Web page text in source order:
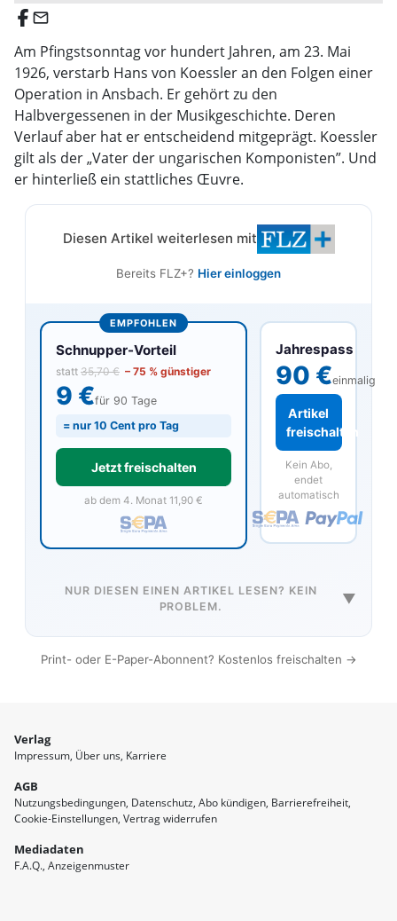
email
Am Pfingstsonntag vor hundert Jahren, am 23. Mai
1926, verstarb Hans von Koessler an den Folgen einer
Operation in Ansbach. Er gehört zu den
Halbvergessenen in der Musikgeschichte. Deren
Verlauf aber hat er entscheidend mitgeprägt. Koessler
gilt als der „Vater der ungarischen Komponisten”. Und
er hinterließ ein stattliches Œuvre.
Diesen Artikel weiterlesen mit
Bereits FLZ+? Hier einloggen
Jahrespass
90 €einmalig
Artikel
freischalten
Kein Abo,
endet
automatisch
EMPFOHLEN
Schnupper-Vorteil
statt 35,70 € – 75 % günstiger
9 €für 90 Tage
= nur 10 Cent pro Tag
Jetzt freischalten
ab dem 4. Monat 11,90 €
NUR DIESEN EINEN ARTIKEL LESEN? KEIN
PROBLEM.
▼
Print- oder E-Paper-Abonnent? Kostenlos freischalten →
Verlag
Impressum Über uns Karriere
AGB
Nutzungsbedingungen Datenschutz Abo kündigen Barrierefreiheit
Cookie-Einstellungen Vertrag widerrufen
Mediadaten
F.A.Q. Anzeigenmuster